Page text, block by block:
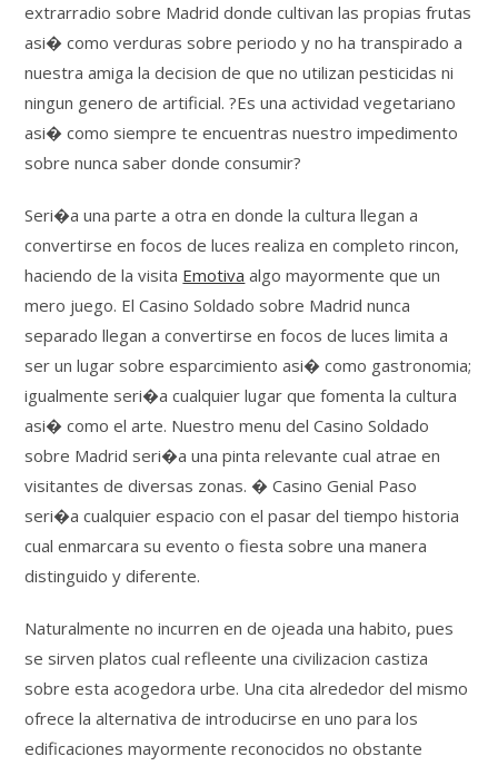
extrarradio sobre Madrid donde cultivan las propias frutas
asi� como verduras sobre periodo y no ha transpirado a
nuestra amiga la decision de que no utilizan pesticidas ni
ningun genero de artificial. ?Es una actividad vegetariano
asi� como siempre te encuentras nuestro impedimento
sobre nunca saber donde consumir?
Seri�a una parte a otra en donde la cultura llegan a
convertirse en focos de luces realiza en completo rincon,
haciendo de la visita Emotiva algo mayormente que un
mero juego. El Casino Soldado sobre Madrid nunca
separado llegan a convertirse en focos de luces limita a
ser un lugar sobre esparcimiento asi� como gastronomia;
igualmente seri�a cualquier lugar que fomenta la cultura
asi� como el arte. Nuestro menu del Casino Soldado
sobre Madrid seri�a una pinta relevante cual atrae en
visitantes de diversas zonas. � Casino Genial Paso
seri�a cualquier espacio con el pasar del tiempo historia
cual enmarcara su evento o fiesta sobre una manera
distinguido y diferente.
Naturalmente no incurren en de ojeada una habito, pues
se sirven platos cual refleente una civilizacion castiza
sobre esta acogedora urbe. Una cita alrededor del mismo
ofrece la alternativa de introducirse en uno para los
edificaciones mayormente reconocidos no obstante